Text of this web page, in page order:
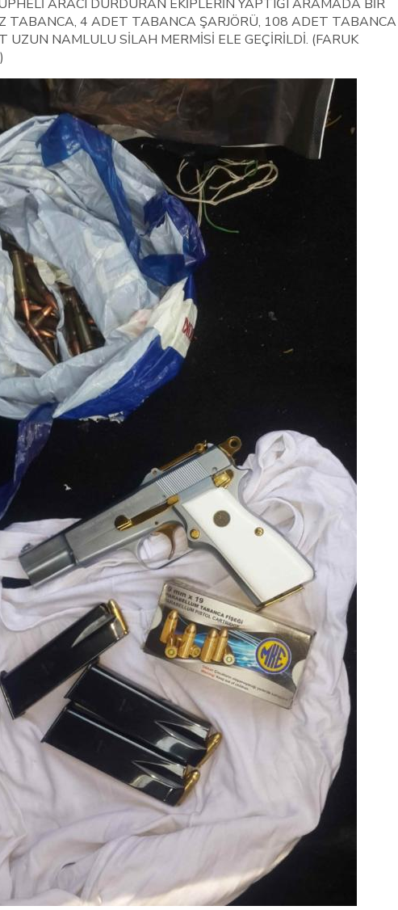
ARACI DURDURAN EKİPLERİN YAPTIĞI ARAMADA BİR
TABANCA, 4 ADET TABANCA ŞARJÖRÜ, 108 ADET TABANCA
UZUN NAMLULU SİLAH MERMİSİ ELE GEÇİRİLDİ. (FARUK